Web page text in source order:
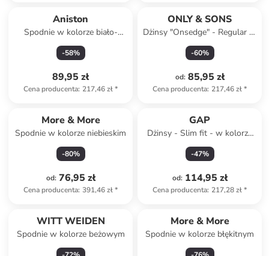
Aniston
Spodnie w kolorze biało-
czarnym
-58%
89,95 zł
Cena producenta: 217,46 zł*
ONLY & SONS
Dżinsy "Onsedge" - Regular fit
- w kolorze niebieskim
-60%
od: 85,95 zł
Cena producenta: 217,46 zł*
More & More
Spodnie w kolorze niebieskim
-80%
od: 76,95 zł
Cena producenta: 391,46 zł*
GAP
Dżinsy - Slim fit - w kolorze
granatowym
-47%
od: 114,95 zł
Cena producenta: 217,28 zł*
WITT WEIDEN
Spodnie w kolorze beżowym
More & More
Spodnie w kolorze błękitnym